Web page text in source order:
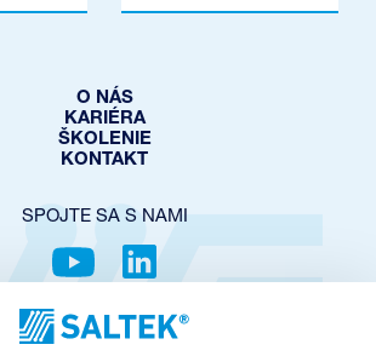
O NÁS
KARIÉRA
ŠKOLENIE
KONTAKT
SPOJTE SA S NAMI
OCHRANA SÚKROMIA